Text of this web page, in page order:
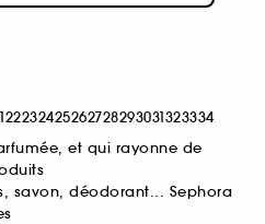
22232425262728293031323334
et qui rayonne de
savon, déodorant... Sephora